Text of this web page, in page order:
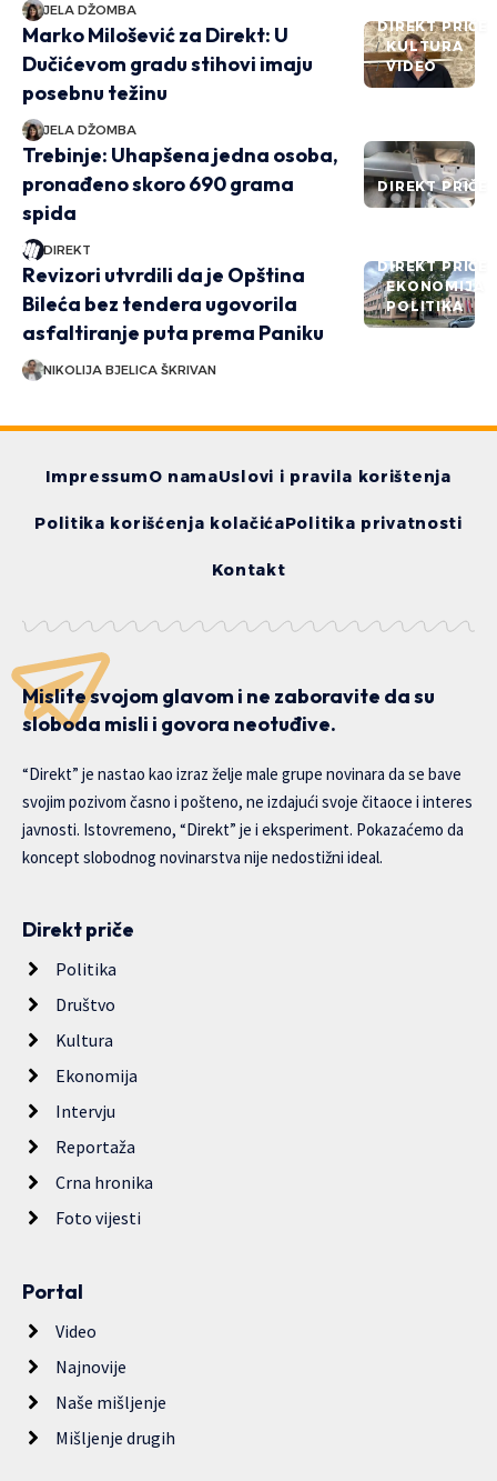
JELA DŽOMBA
DIREKT PRIČE
KULTURA
VIDEO
Marko Milošević za Direkt: U
Dučićevom gradu stihovi imaju
posebnu težinu
JELA DŽOMBA
DIREKT PRIČE
Trebinje: Uhapšena jedna osoba,
pronađeno skoro 690 grama
spida
DIREKT
DIREKT PRIČE
EKONOMIJA
POLITIKA
Revizori utvrdili da je Opština
Bileća bez tendera ugovorila
asfaltiranje puta prema Paniku
NIKOLIJA BJELICA ŠKRIVAN
ImpressumO namaUslovi i pravila korištenja
Politika korišćenja kolačićaPolitika privatnosti
Kontakt
Mislite svojom glavom i ne zaboravite da su
sloboda misli i govora neotuđive.
“Direkt” je nastao kao izraz želje male grupe novinara da se bave
svojim pozivom časno i pošteno, ne izdajući svoje čitaoce i interes
javnosti. Istovremeno, “Direkt” je i eksperiment. Pokazaćemo da
koncept slobodnog novinarstva nije nedostižni ideal.
Direkt priče
Politika
Društvo
Kultura
Ekonomija
Intervju
Reportaža
Crna hronika
Foto vijesti
Portal
Video
Najnovije
Naše mišljenje
Mišljenje drugih